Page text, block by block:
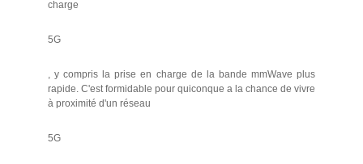
charge
5G
, y compris la prise en charge de la bande mmWave plus
rapide. C'est formidable pour quiconque a la chance de vivre
à proximité d'un réseau
5G